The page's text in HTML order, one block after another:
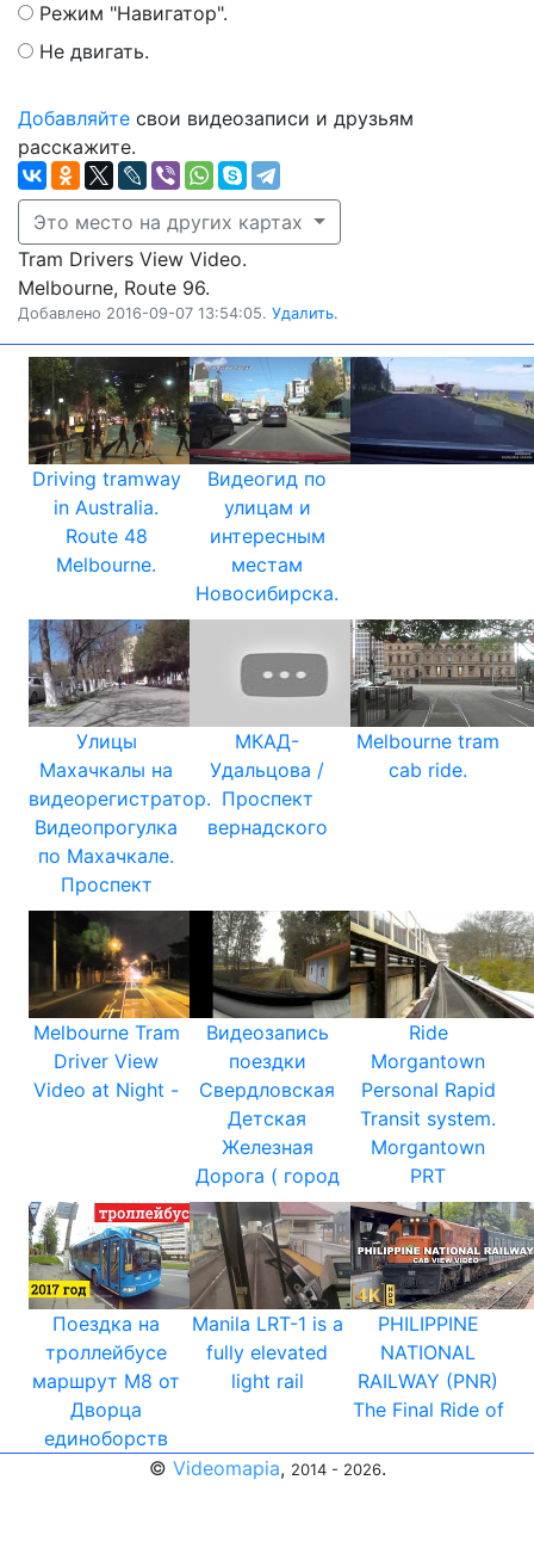
Режим "Навигатор".
Не двигать.
Добавляйте свои видеозаписи и друзьям
расскажите.
Это место на других картах
Tram Drivers View Video.
Melbourne, Route 96.
Добавлено 2016-09-07 13:54:05. Удалить.
Driving tramway
in Australia.
Route 48
Melbourne.
Видеогид по
улицам и
интересным
местам
Новосибирска.
Улицы
Махачкалы на
видеорегистратор.
Видеопрогулка
по Махачкале.
Проспект
МКАД-
Удальцова /
Проспект
вернадского
Melbourne tram
cab ride.
Melbourne Tram
Driver View
Video at Night -
Видеозапись
поездки
Свердловская
Детская
Железная
Дорога ( город
Ride
Morgantown
Personal Rapid
Transit system.
Morgantown
PRT
Поездка на
троллейбусе
маршрут М8 от
Дворца
единоборств
Manila LRT-1 is a
fully elevated
light rail
PHILIPPINE
NATIONAL
RAILWAY (PNR)
The Final Ride of
© Videomapia, 2014 - 2026.